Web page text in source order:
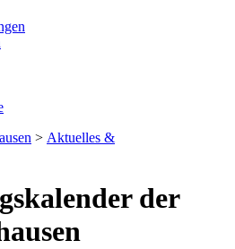
> Aktuelles &
der